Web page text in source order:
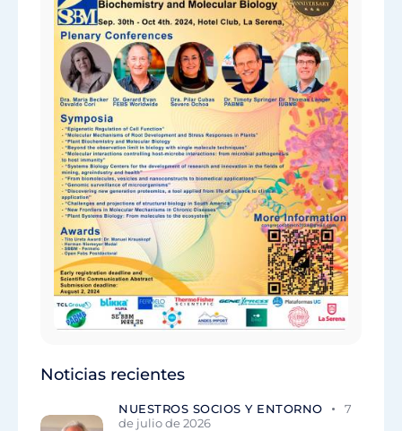
Noticias recientes
NUESTROS SOCIOS Y ENTORNO
7
de julio de 2026